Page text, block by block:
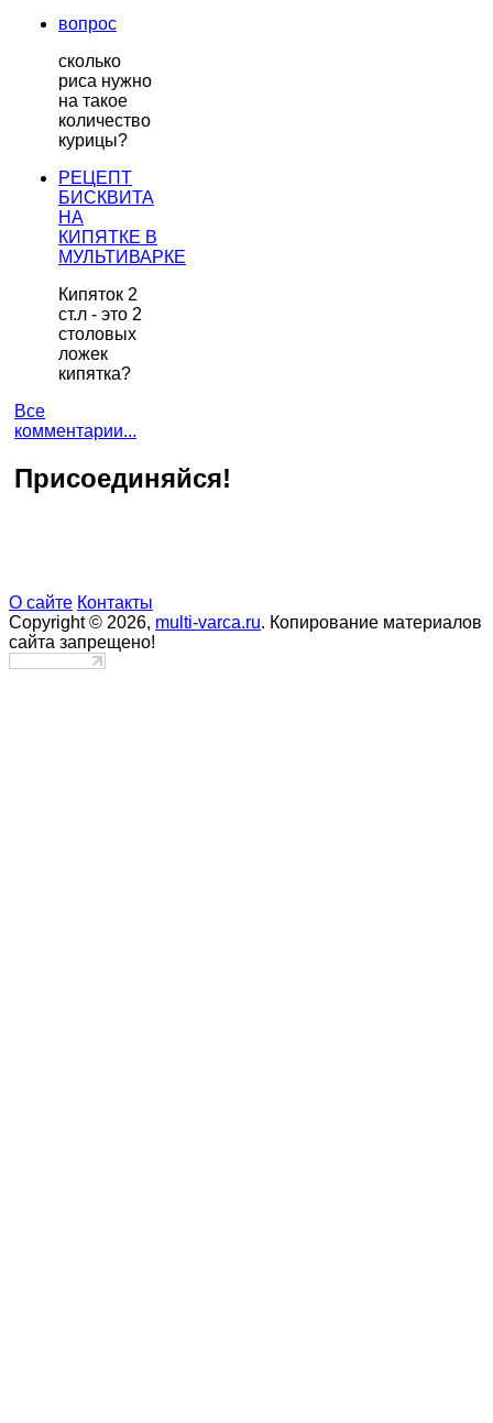
вопрос
сколько
риса нужно
на такое
количество
курицы?
РЕЦЕПТ
БИСКВИТА
НА
КИПЯТКЕ В
МУЛЬТИВАРКЕ
Кипяток 2
ст.л - это 2
столовых
ложек
кипятка?
Все
комментарии...
Присоединяйся!
О сайте Контакты
Copyright © 2026, multi-varca.ru. Копирование материалов
сайта запрещено!